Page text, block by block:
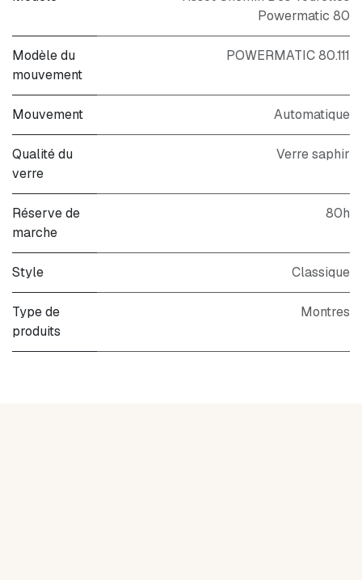
Powermatic 80
Modèle du
mouvement
POWERMATIC 80.111
Mouvement Automatique
Qualité du
verre
Verre saphir
Réserve de
marche
80h
Style Classique
Type de
produits
Montres